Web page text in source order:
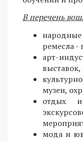
В перечень
ремесла -
арт-
музеи,
отдых
мода и